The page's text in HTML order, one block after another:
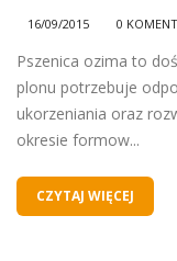
16/09/2015 0
Pszenica ozima to
plonu potrzebuje
ukorzeniania oraz
okresie formow...
CZYTAJ WIĘCEJ